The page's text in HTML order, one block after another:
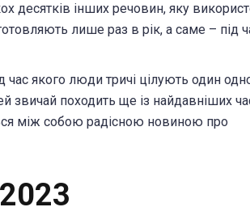
десятків інших речовин, яку
лише раз в рік, а саме – під
час якого люди тричі цілують один
звичай походить ще із найдавніших
між собою радісною новиною про